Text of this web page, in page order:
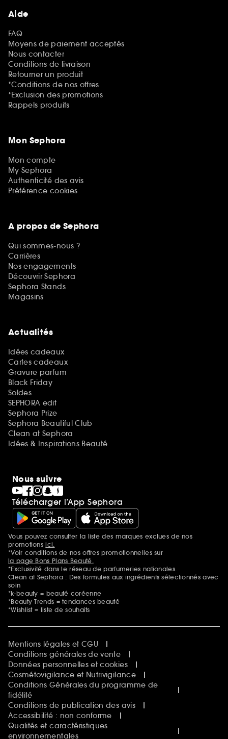
Aide
FAQ
Moyens de paiement acceptés
Nous contacter
Conditions de livraison
Retourner un produit
*Conditions de nos offres
*Exclusion des promotions
Rappels produits
Mon Sephora
Mon compte
My Sephora
Authenticité des avis
Préférence cookies
A propos de Sephora
Qui sommes-nous ?
Carrières
Nos engagements
Découvrir Sephora
Sephora Stands
Magasins
Actualités
Idées cadeaux
Cartes cadeaux
Gravure parfum
Black Friday
Soldes
SEPHORA edit
Sephora Prize
Sephora Beautiful Club
Clean at Sephora
Idées & Inspirations Beauté
Nous suivre
Télécharger l’App Sephora
Mentions additionnelles
Vous pouvez consulter la liste des marques exclues de nos
promotionsici.
*Voir conditions de nos offres promotionnelles sur
la page Bons Plans Beauté.
*Exclusivité dans le réseau de parfumeries nationales.
Clean at Sephora : Des formules aux ingrédients sélectionnés avec
soin
*k-beauty = beauté coréenne
*Beauty Trends = tendances beauté
*Wishlist = liste de souhaits
Mentions légales et CGU
Conditions générales de vente
Données personnelles et cookies
Cosmétovigilance et Nutrivigilance
Conditions Générales du programme de
fidélité
Conditions de publication des avis
Accessibilité : non conforme
Qualités et caractéristiques
environnementales